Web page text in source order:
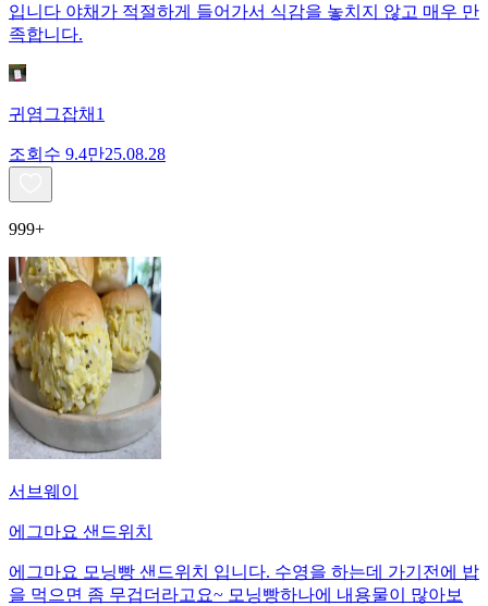
입니다 야채가 적절하게 들어가서 식감을 놓치지 않고 매우 만
족합니다.
귀염그잡채1
조회수 9.4만25.08.28
999+
서브웨이
에그마요 샌드위치
에그마요 모닝빵 샌드위치 입니다. 수영을 하는데 가기전에 밥
을 먹으면 좀 무겁더라고요~ 모닝빵하나에 내용물이 많아보